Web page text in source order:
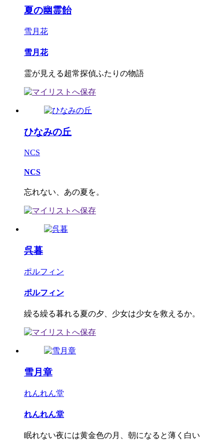
夏の幽霊飴
雪月花
雪月花
霊が見える超常探偵ふたりの物語
ひなみの丘
NCS
NCS
忘れない、あの夏を。
呉暮
ポルフィン
ポルフィン
繰る繰る暮れる夏の夕、少女は少女を救えるか。
雪月章
れんれん堂
れんれん堂
眠れない夜には黄金色の月、朝になると薄く白い